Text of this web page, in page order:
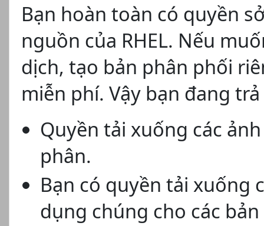
Bạn hoàn toàn có quyền
nguồn của RHEL. Nếu
dịch, tạo bản phân phối
miễn phí. Vậy bạn đang
Quyền tải xuống các
phân.
Bạn có quyền tải xuống
dụng chúng cho các